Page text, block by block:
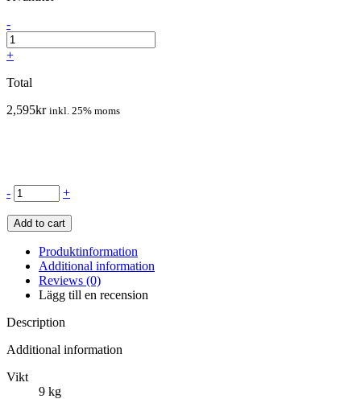
-
+
Total
2,595kr inkl. 25% moms
- +
Add to cart
Produktinformation
Additional information
Reviews (0)
Lägg till en recension
Description
Additional information
Vikt
9 kg